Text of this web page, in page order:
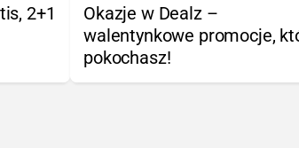
2+1
Okazje w Dealz –
walentynkowe promocje,
pokochasz!